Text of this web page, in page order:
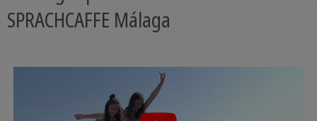
SPRACHCAFFE Málaga